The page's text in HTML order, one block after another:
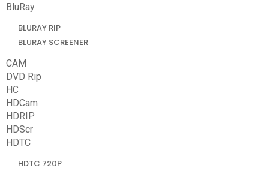
BluRay
BLURAY RIP
BLURAY SCREENER
CAM
DVD Rip
HC
HDCam
HDRIP
HDScr
HDTC
HDTC 720P